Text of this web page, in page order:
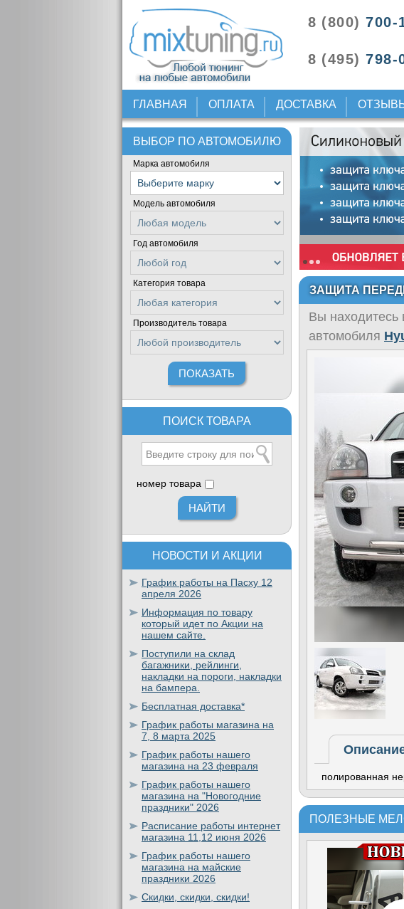
8 (800) 700-
8 (495) 798-
ГЛАВНАЯ ОПЛАТА ДОСТАВКА
ВЫБОР ПО АВТОМОБИЛЮ
Марка автомобиля
Модель автомобиля
Год автомобиля
Категория товара
Производитель товара
ПОИСК ТОВАРА
номер товара
НОВОСТИ И АКЦИИ
График работы на Пасху 12
апреля 2026
Информация по товару
который идет по Акции на
нашем сайте.
Поступили на склад
багажники, рейлинги,
накладки на пороги, накладки
на бампера.
Бесплатная доставка*
График работы магазина на
7, 8 марта 2025
График работы нашего
магазина на 23 февраля
График работы нашего
магазина на "Новогодние
праздники" 2026
Расписание работы интернет
магазина 11,12 июня 2026
График работы нашего
магазина на майские
праздники 2026
Скидки, скидки, скидки!
ЗАЩИТА
Вы находитесь
автомобиля
полированная
ПОЛЕЗНЫЕ